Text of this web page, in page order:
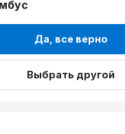
Да, все верно
Выбрать другой